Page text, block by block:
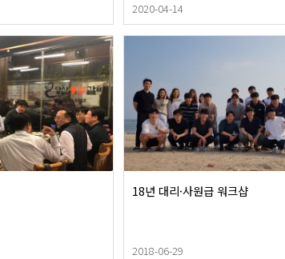
2020-04-14
18년 대리·사원급 워크샵
2018-06-29